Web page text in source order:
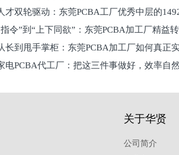
堵住
才双轮驱动：东莞PCBA工厂优秀中层的
令”到“上下同欲”：东莞PCBA加工厂精益
长到甩手掌柜：东莞PCBA加工厂如何真正
电PCBA代工厂：把这三件事做好，效率自
关于华贤
公司简介